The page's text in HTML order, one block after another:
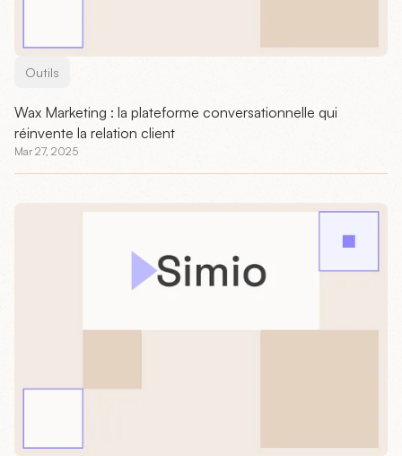
Outils
Wax Marketing : la plateforme conversationnelle qui
réinvente la relation client
Mar 27, 2025